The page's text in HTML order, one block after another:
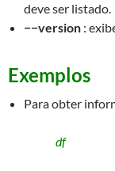
deve ser listado.
−−version :
Exemplos
Para obter
df